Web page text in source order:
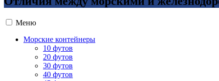
Меню
Морские контейнеры
10 футов
20 футов
30 футов
40 футов